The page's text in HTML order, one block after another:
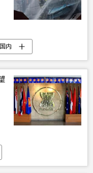
国内
立・外交